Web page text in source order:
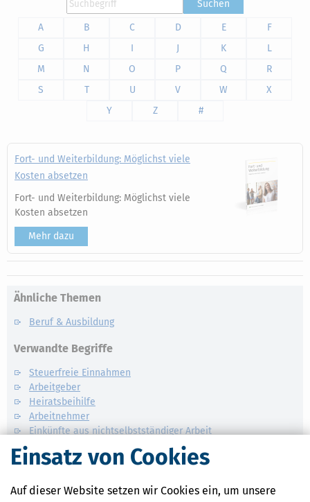
Einsatz von Cookies
Auf dieser Website setzen wir Cookies ein, um unsere
Suchen
A
B C D E
F
G
H I J K
L
M
N O P Q
R
S
T U V W
X
Y
Z #
Fort- und Weiterbildung: Möglichst viele
Kosten absetzen
Fort- und Weiterbildung: Möglichst viele
Kosten absetzen
Mehr dazu
Ähnliche Themen
Beruf & Ausbildung
Verwandte Begriffe
Steuerfreie Einnahmen
Arbeitgeber
Heiratsbeihilfe
Arbeitnehmer
Einkünfte aus nichtselbstständiger Arbeit